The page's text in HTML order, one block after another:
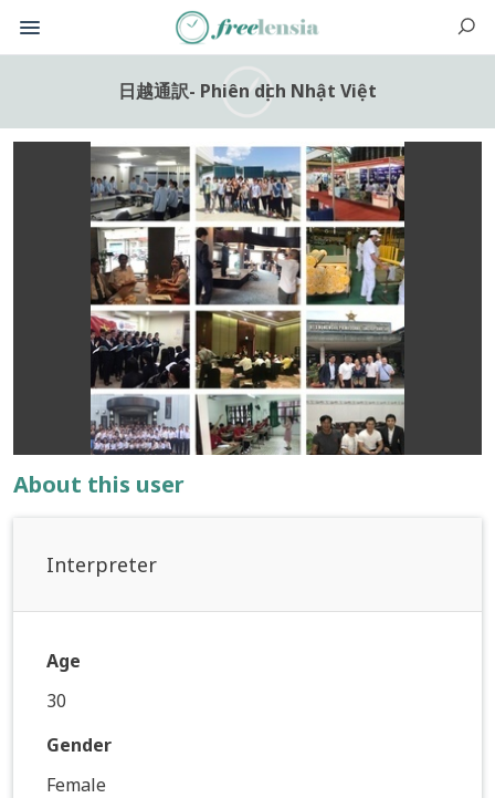
日越通訳- Phiên dịch Nhật Việt
About this user
Interpreter
Age
30
Gender
Female